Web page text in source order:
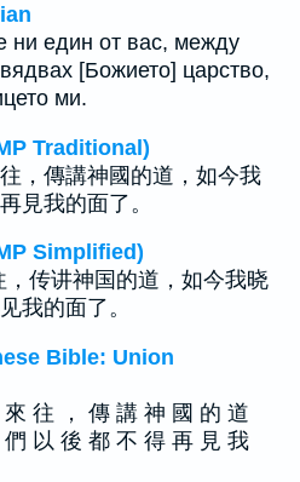
ни един от вас, между
[Божието] царство,
ми.
Traditional)
，傳講神國的道，如今我
見我的面了。
Simplified)
，传讲神国的道，如今我晓
我的面了。
Bible: Union
往 ， 傳 講 神 國 的 道
們 以 後 都 不 得 再 見 我